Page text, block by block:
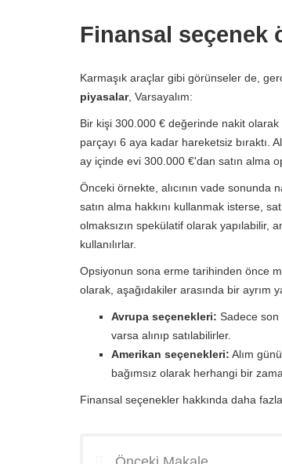
Finansal seçenek
Karmaşık araçlar gibi görünseler de,
piyasalar, Varsayalım:
Bir kişi 300.000 € değerinde nakit
parçayı 6 aya kadar hareketsiz bıraktı.
ay içinde evi 300.000 €'dan satın alma
Önceki örnekte, alıcının vade sonunda
satın alma hakkını kullanmak isterse,
olmaksızın spekülatif olarak yapılabilir,
kullanılırlar.
Opsiyonun sona erme tarihinden önce
olarak, aşağıdakiler arasında bir ayrım
Avrupa seçenekleri: Sadece son
varsa alınıp satılabilirler.
Amerikan seçenekleri: Alım
bağımsız olarak herhangi bir
Finansal seçenekler hakkında daha